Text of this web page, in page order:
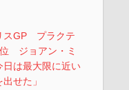
スGP プラクテ
ジョアン・ミ
日は最大限に近い
せた」